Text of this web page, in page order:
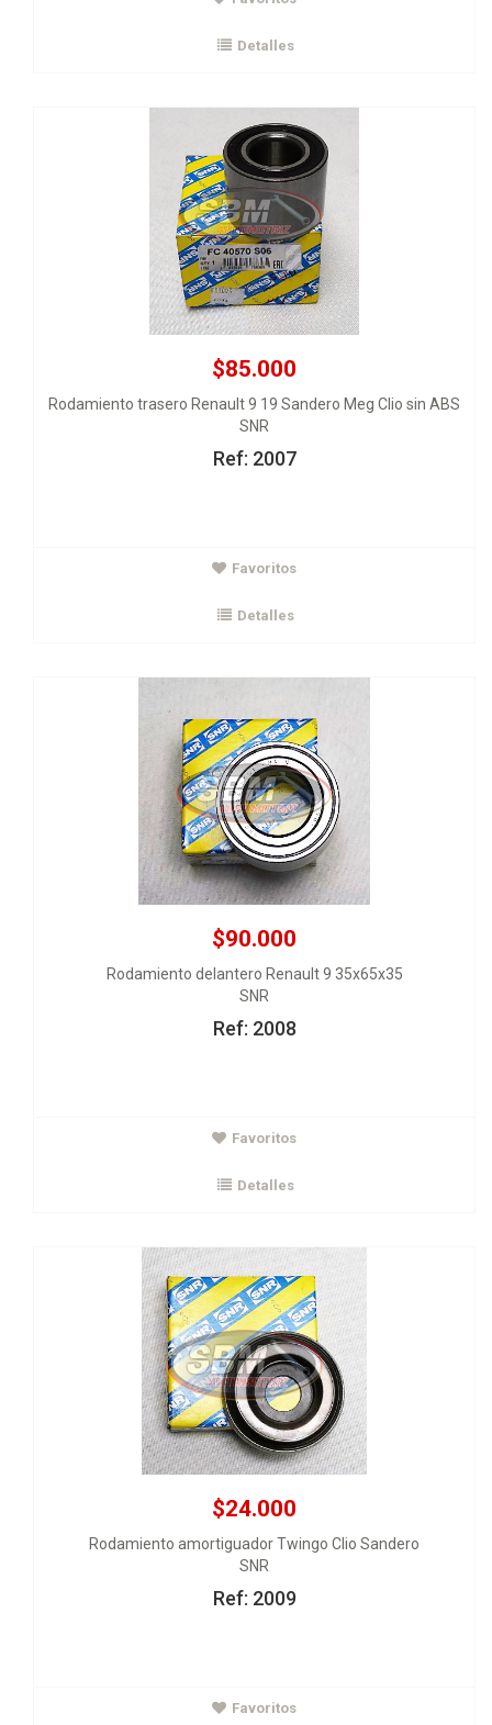
Detalles
$85.000
Rodamiento trasero Renault 9 19 Sandero Meg Clio sin ABS
SNR
Ref: 2007
Favoritos
Detalles
$90.000
Rodamiento delantero Renault 9 35x65x35
SNR
Ref: 2008
Rodamiento delantero Renault 9 35x65x35
Favoritos
Detalles
$24.000
Rodamiento amortiguador Twingo Clio Sandero
SNR
Ref: 2009
Rodamiento amortiguador Twingo Clio Sandero
Favoritos
Rodamiento trasero Megane 2